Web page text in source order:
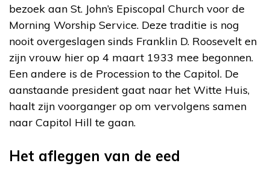
bezoek aan St. John’s Episcopal Church voor de
Morning Worship Service. Deze traditie is nog
nooit overgeslagen sinds Franklin D. Roosevelt en
zijn vrouw hier op 4 maart 1933 mee begonnen.
Een andere is de Procession to the Capitol. De
aanstaande president gaat naar het Witte Huis,
haalt zijn voorganger op om vervolgens samen
naar Capitol Hill te gaan.
Het afleggen van de eed